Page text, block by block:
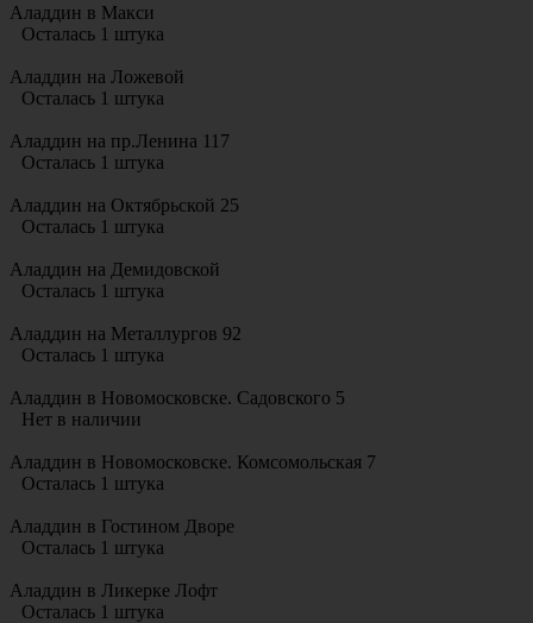
Аладдин в Макси
Осталась 1 штука
Аладдин на Ложевой
Осталась 1 штука
Аладдин на пр.Ленина 117
Осталась 1 штука
Аладдин на Октябрьской 25
Осталась 1 штука
Аладдин на Демидовской
Осталась 1 штука
Аладдин на Металлургов 92
Осталась 1 штука
Аладдин в Новомосковске. Садовского 5
Нет в наличии
Аладдин в Новомосковске. Комсомольская 7
Осталась 1 штука
Аладдин в Гостином Дворе
Осталась 1 штука
Аладдин в Ликерке Лофт
Осталась 1 штука